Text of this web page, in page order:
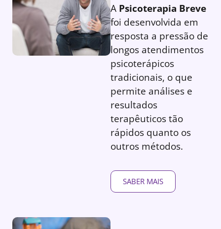
A Psicoterapia Breve
foi desenvolvida em
resposta a pressão de
longos atendimentos
psicoterápicos
tradicionais, o que
permite análises e
resultados
terapêuticos tão
rápidos quanto os
outros métodos.
SABER MAIS